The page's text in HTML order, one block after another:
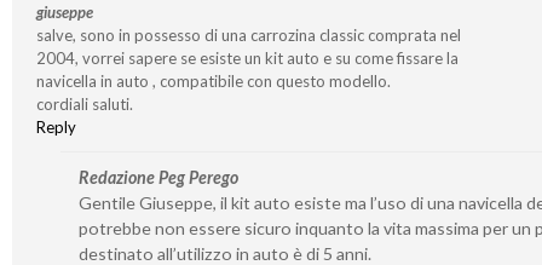
giuseppe
salve, sono in possesso di una carrozina classic comprata nel
2004, vorrei sapere se esiste un kit auto e su come fissare la
navicella in auto , compatibile con questo modello.
cordiali saluti.
Reply
Redazione Peg Perego
Gentile Giuseppe, il kit auto esiste ma l’uso di una navicella
potrebbe non essere sicuro inquanto la vita massima per
destinato all’utilizzo in auto è di 5 anni.